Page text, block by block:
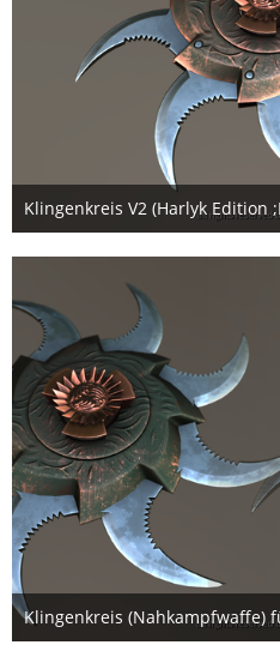
Klingenkreis V2 (Harlyk Edition
29. April 2017
Klingenkreis (Nahkampfwaffe)
28. April 2017